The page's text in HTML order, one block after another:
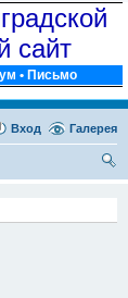
сайт
• Письмо
Галерея
Вход